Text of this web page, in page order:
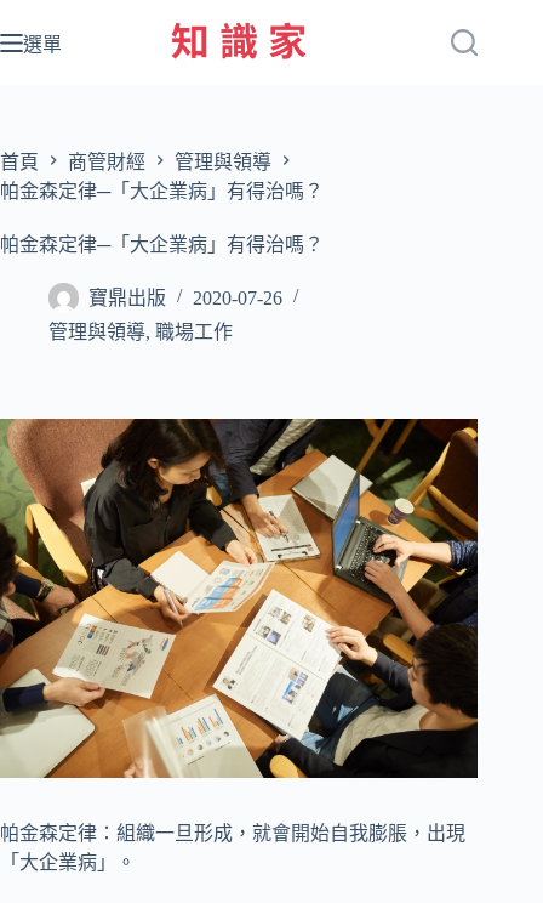
至
容
選單
首頁 商管財經
管理與領導
帕金森定律─「大企業病」有得治嗎？
帕金森定律─「大企業病」有得治嗎？
寶鼎出版
2020-07-26
管理與領導, 職場工作
帕金森定律：組織一旦形成，就會開始自我膨脹，出現
「大企業病」。